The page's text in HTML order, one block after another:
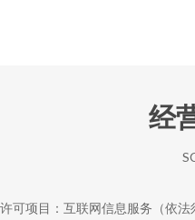
经
许可项目：互联网信息服务（依